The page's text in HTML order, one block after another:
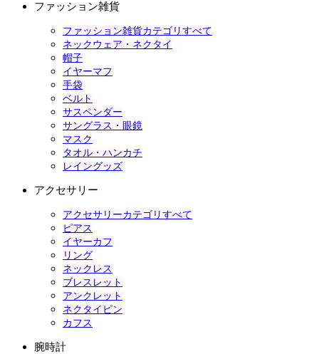
ファッション雑貨
ファッション雑貨カテゴリすべて
ネックウェア・ネクタイ
帽子
イヤーマフ
手袋
ベルト
サスペンダー
サングラス・眼鏡
マスク
タオル・ハンカチ
レイングッズ
アクセサリー
アクセサリーカテゴリすべて
ピアス
イヤーカフ
リング
ネックレス
ブレスレット
アンクレット
ネクタイピン
カフス
腕時計